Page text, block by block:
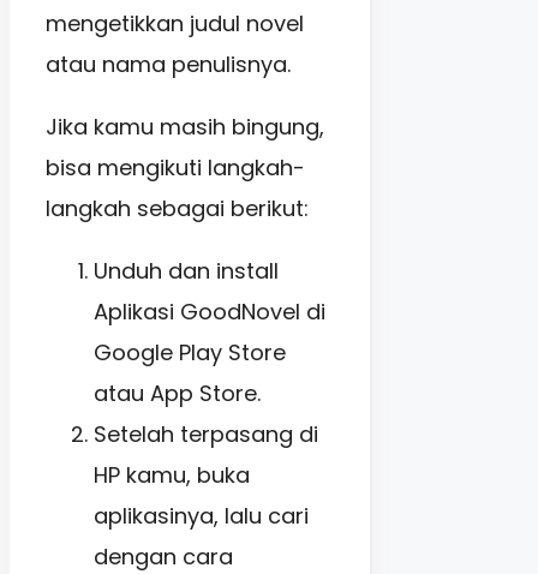
mengetikkan judul novel
atau nama penulisnya.
Jika kamu masih bingung,
bisa mengikuti langkah-
langkah sebagai berikut:
Unduh dan install
Aplikasi GoodNovel di
Google Play Store
atau App Store.
Setelah terpasang di
HP kamu, buka
aplikasinya, lalu cari
dengan cara